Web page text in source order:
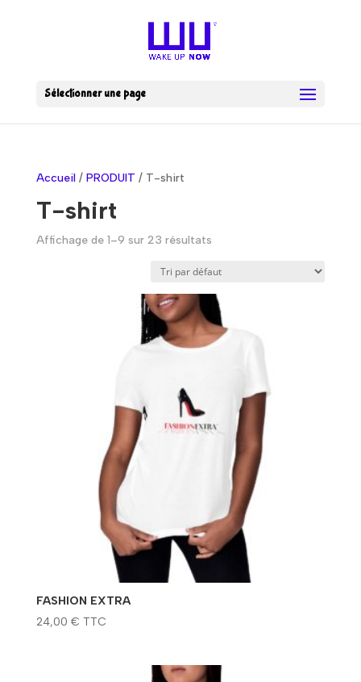
Sélectionner une page
Accueil/ PRODUIT / T-shirt
T-shirt
Affichage de 1–9 sur 23 résultats
FASHION EXTRA
24,00 € TTC